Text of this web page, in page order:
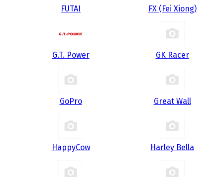
FUTAI FX (Fei Xiong)
G.T. Power GK Racer
GoPro Great Wall
HappyCow Harley Bella